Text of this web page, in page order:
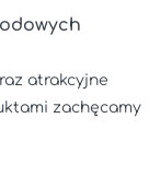
atrakcyjne
zachęcamy